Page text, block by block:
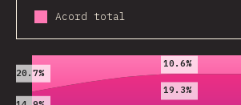
Acord total
2019 2020
19.3%
20.7%
10.6%